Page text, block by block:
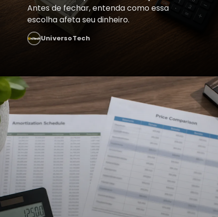
Antes de fechar, entenda como essa
escolha afeta seu dinheiro.
UniversoTech